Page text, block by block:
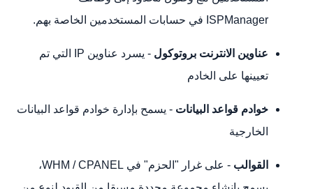
ISPManager في حسابات المستخدمين الخاصة بهم.
عناوين الانترنت بروتوكول
- يسرد عناوين IP التي تم
تعيينها على الخادم
خوادم قواعد البيانات - يسمح بإدارة خوادم قواعد البيانات
الخارجية
القوالب
- على غرار "الحزم" في WHM / CPANEL،